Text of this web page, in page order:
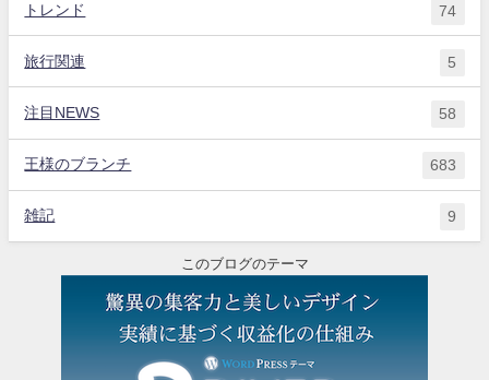
トレンド 74
旅行関連 5
注目NEWS 58
王様のブランチ 683
雑記 9
このブログのテーマ